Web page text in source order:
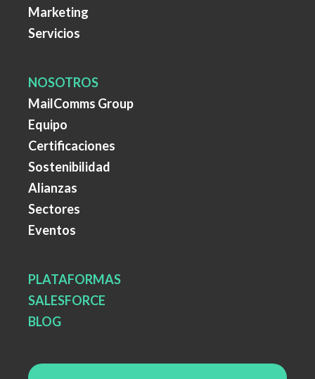
Marketing
Servicios
NOSOTROS
MailComms Group
Equipo
Certificaciones
Sostenibilidad
Alianzas
Sectores
Eventos
PLATAFORMAS
SALESFORCE
BLOG